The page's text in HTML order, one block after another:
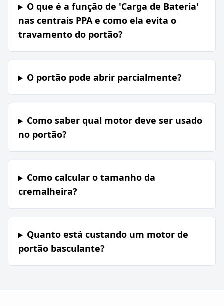
O que é a função de 'Carga de Bateria'
nas centrais PPA e como ela evita o
travamento do portão?
O portão pode abrir parcialmente?
Como saber qual motor deve ser usado
no portão?
Como calcular o tamanho da
cremalheira?
Quanto está custando um motor de
portão basculante?